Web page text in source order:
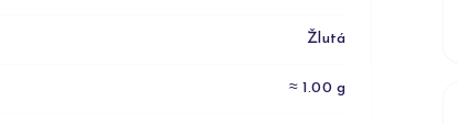
Žlutá
≈ 1.00 g